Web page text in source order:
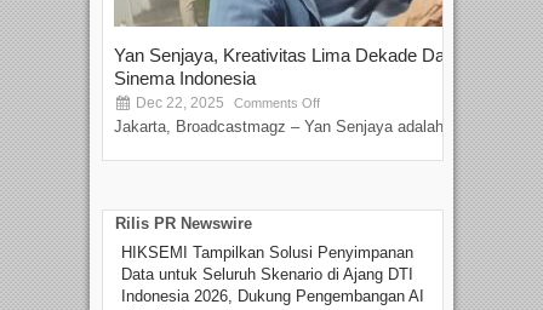
Yan Senjaya, Kreativitas Lima Dekade Dalam
Sinema Indonesia
Dec 22, 2025 Comments Off
Jakarta, Broadcastmagz – Yan Senjaya adalah...
Rilis PR Newswire
HIKSEMI Tampilkan Solusi Penyimpanan
Data untuk Seluruh Skenario di Ajang DTI
Indonesia 2026, Dukung Pengembangan AI